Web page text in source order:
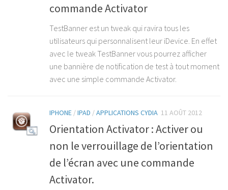
commande Activator
TestBanner est un tweak qui ravira tous les
utilisateurs qui personnalisent leur iDevice. En effet
avec le tweak TestBanner vous pourrez afficher
une bannière de notification de test à tout moment
avec une simple commande Activator.
IPHONE /IPAD /APPLICATIONS CYDIA 11 AOÛT 2012
Orientation Activator : Activer ou
non le verrouillage de l’orientation
de l’écran avec une commande
Activator.